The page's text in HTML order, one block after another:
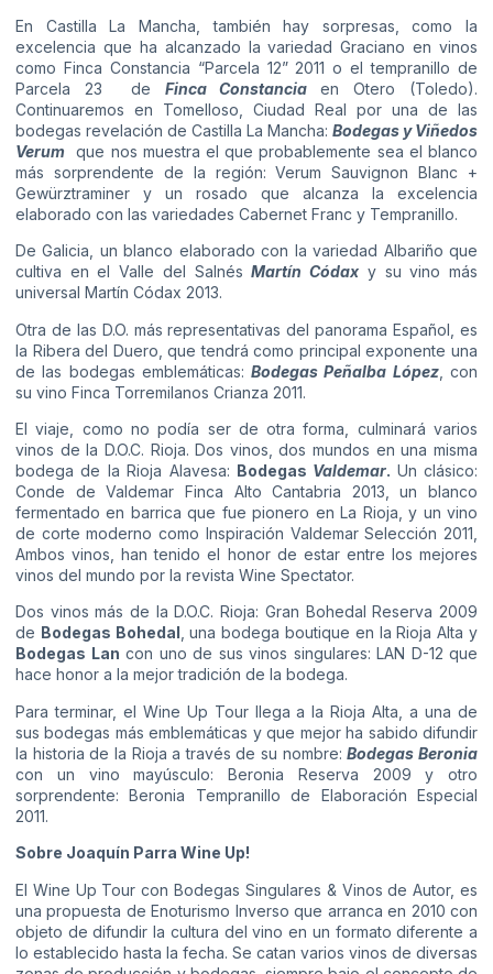
En Castilla La Mancha, también hay sorpresas, como la
excelencia que ha alcanzado la variedad Graciano en vinos
como Finca Constancia “Parcela 12” 2011 o el tempranillo de
Parcela 23 de Finca Constancia
en Otero (Toledo).
Continuaremos en Tomelloso, Ciudad Real por una de las
bodegas revelación de Castilla La Mancha: Bodegas y Viñedos
Verum que nos muestra el que probablemente sea el blanco
más sorprendente de la región: Verum Sauvignon Blanc +
Gewürztraminer y un rosado que alcanza la excelencia
elaborado con las variedades Cabernet Franc y Tempranillo.
De Galicia, un blanco elaborado con la variedad Albariño que
cultiva en el Valle del SalnésMartín Códax y su vino más
universal Martín Códax 2013.
Otra de las D.O. más representativas del panorama Español, es
la Ribera del Duero, que tendrá como principal exponente una
de las bodegas emblemáticas:Bodegas Peñalba López, con
su vino Finca Torremilanos Crianza 2011.
El viaje, como no podía ser de otra forma, culminará varios
vinos de la D.O.C. Rioja. Dos vinos, dos mundos en una misma
bodega de la Rioja Alavesa: Bodegas Valdemar. Un clásico:
Conde de Valdemar Finca Alto Cantabria 2013, un blanco
fermentado en barrica que fue pionero en La Rioja, y un vino
de corte moderno como Inspiración Valdemar Selección 2011,
Ambos vinos, han tenido el honor de estar entre los mejores
vinos del mundo por la revista Wine Spectator.
Dos vinos más de la D.O.C. Rioja: Gran Bohedal Reserva 2009
de Bodegas Bohedal , una bodega boutique en la Rioja Alta y
Bodegas Lan con uno de sus vinos singulares: LAN D-12 que
hace honor a la mejor tradición de la bodega.
Para terminar, el Wine Up Tour llega a la Rioja Alta, a una de
sus bodegas más emblemáticas y que mejor ha sabido difundir
la historia de la Rioja a través de su nombre:Bodegas Beronia
con un vino mayúsculo: Beronia Reserva 2009 y otro
sorprendente: Beronia Tempranillo de Elaboración Especial
2011.
Sobre Joaquín Parra Wine Up!
El Wine Up Tour con Bodegas Singulares & Vinos de Autor, es
una propuesta de Enoturismo Inverso que arranca en 2010 con
objeto de difundir la cultura del vino en un formato diferente a
lo establecido hasta la fecha. Se catan varios vinos de diversas